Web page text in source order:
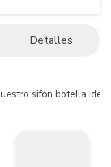
Detalles
sifón botella